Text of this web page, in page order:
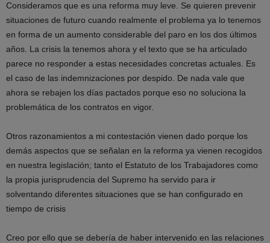
Consideramos que es una reforma muy leve. Se quieren prevenir
situaciones de futuro cuando realmente el problema ya lo tenemos
en forma de un aumento considerable del paro en los dos últimos
años. La crisis la tenemos ahora y el texto que se ha articulado
parece no responder a estas necesidades concretas actuales. Es
el caso de las indemnizaciones por despido. De nada vale que
ahora se rebajen los días pactados porque eso no soluciona la
problemática de los contratos en vigor.
Otros razonamientos a mi contestación vienen dado porque los
demás aspectos que se señalan en la reforma ya vienen recogidos
en nuestra legislación; tanto el Estatuto de los Trabajadores como
la propia jurisprudencia del Supremo ha servido para ir
solventando diferentes situaciones que se han configurado en
tiempo de crisis
Creo por ello que se debería de haber intervenido en las relaciones